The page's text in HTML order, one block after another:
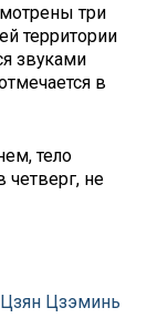
три
территории
звуками
в
тело
четверг, не
Цзэминь